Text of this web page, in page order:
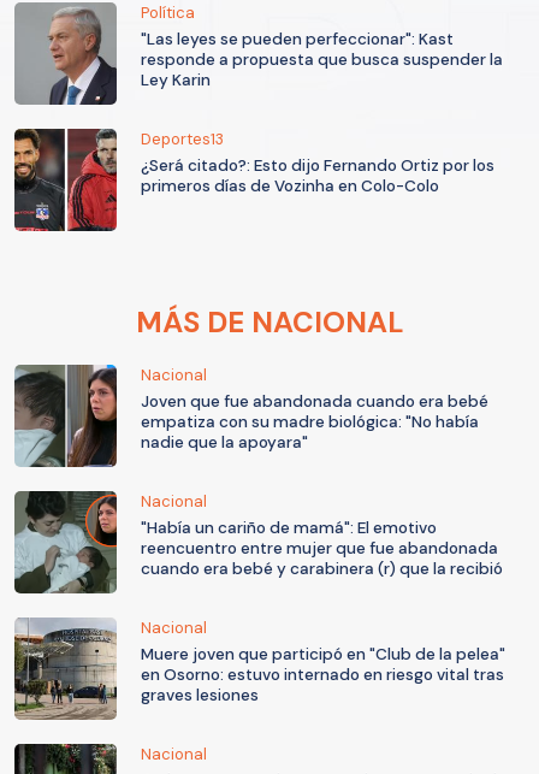
Política
"Las leyes se pueden perfeccionar": Kast
responde a propuesta que busca suspender la
Ley Karin
Deportes13
¿Será citado?: Esto dijo Fernando Ortiz por los
primeros días de Vozinha en Colo-Colo
MÁS DE NACIONAL
Nacional
Joven que fue abandonada cuando era bebé
empatiza con su madre biológica: "No había
nadie que la apoyara"
Nacional
"Había un cariño de mamá": El emotivo
reencuentro entre mujer que fue abandonada
cuando era bebé y carabinera (r) que la recibió
Nacional
Muere joven que participó en "Club de la pelea"
en Osorno: estuvo internado en riesgo vital tras
graves lesiones
Nacional